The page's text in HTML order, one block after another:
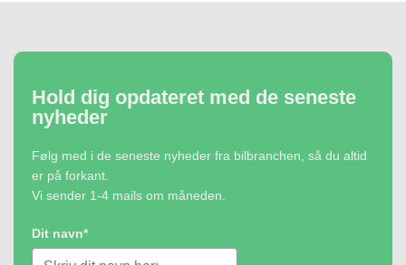
Hold dig opdateret med de seneste
nyheder
Følg med i de seneste nyheder fra bilbranchen, så du altid
er på forkant.
Vi sender 1-4 mails om måneden.
Dit navn*